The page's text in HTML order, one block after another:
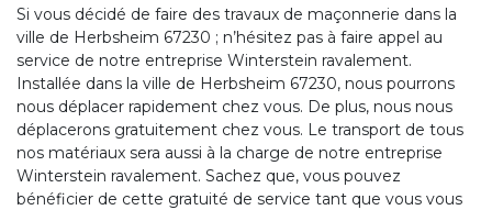
Si vous décidé de faire des travaux de maçonnerie dans la
ville de Herbsheim 67230 ; n’hésitez pas à faire appel au
service de notre entreprise Winterstein ravalement.
Installée dans la ville de Herbsheim 67230, nous pourrons
nous déplacer rapidement chez vous. De plus, nous nous
déplacerons gratuitement chez vous. Le transport de tous
nos matériaux sera aussi à la charge de notre entreprise
Winterstein ravalement. Sachez que, vous pouvez
bénéficier de cette gratuité de service tant que vous vous